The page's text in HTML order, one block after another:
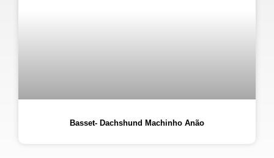
Basset- Dachshund Machinho Anão